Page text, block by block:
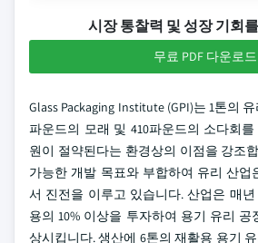
시장 통찰력 및 성장 기회
무료 PDF 다운로드
Glass Packaging Institute (GPI)는 1톤의
파운드의 모래 및 410파운드의 소다회
원이 절약된다는 환경상의 이점을 강조
가능한 개발 목표와 부합하여 유리 산업
서 진전을 이루고 있습니다. 산업은 매년
용의 10% 이상을 투자하여 용기 유리
상시킵니다. 생산에 6톤의 재활용 용기